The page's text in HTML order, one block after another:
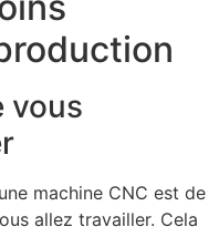
vous
machine CNC est de
allez travailler. Cela